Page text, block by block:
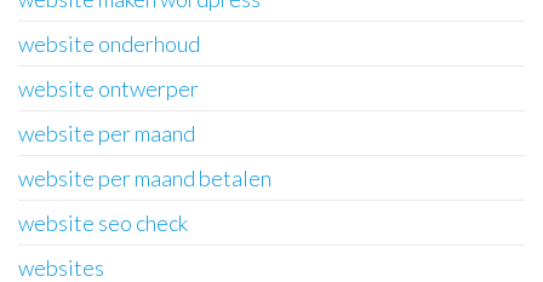
website onderhoud
website ontwerper
website per maand
website per maand betalen
website seo check
websites